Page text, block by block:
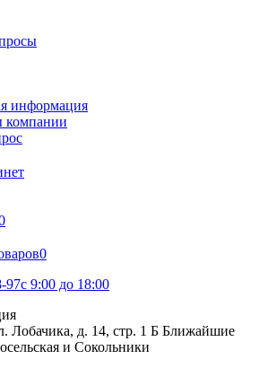
информация
компании
0
97с 9:00 до 18:00
Лобачика, д. 14, стр. 1 Б Ближайшие
и Сокольники